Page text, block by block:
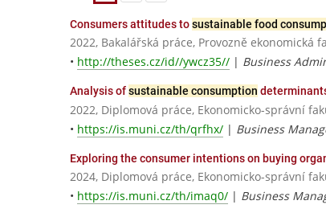
Consumers attitudes tosustainable food
2022, Bakalářská práce, Provozně ekonomická
• http://theses.cz/id//ywcz35// | Business
Analysis ofsustainable consumption
2022, Diplomová práce, Ekonomicko-správní
• https://is.muni.cz/th/qrfhx/ | Business
Exploring the consumer intentions on buying
2024, Diplomová práce, Ekonomicko-správní
• https://is.muni.cz/th/imaq0/ | Business